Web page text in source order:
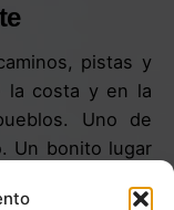
pistas y
la costa y en la
Uno de
Un bonito lugar
servicios.